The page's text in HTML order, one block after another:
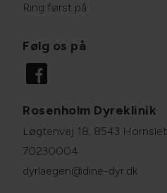
Ring først på
Følg os på
Rosenholm Dyreklinik
Løgtenvej 18, 8543 Hornslet
70230004
dyrlaegen@dine-dyr.dk